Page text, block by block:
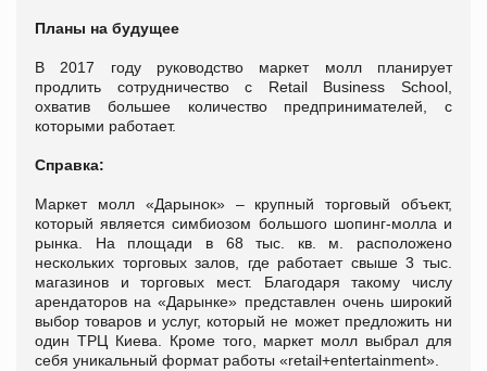
Планы на будущее
В 2017 году руководство маркет молл планирует
продлить сотрудничество с Retail Business School,
охватив большее количество предпринимателей, с
которыми работает.
Справка:
Маркет молл «Дарынок» – крупный торговый объект,
который является симбиозом большого шопинг-молла и
рынка. На площади в 68 тыс. кв. м. расположено
нескольких торговых залов, где работает свыше 3 тыс.
магазинов и торговых мест. Благодаря такому числу
арендаторов на «Дарынке» представлен очень широкий
выбор товаров и услуг, который не может предложить ни
один ТРЦ Киева. Кроме того, маркет молл выбрал для
себя уникальный формат работы «retail+entertainment».